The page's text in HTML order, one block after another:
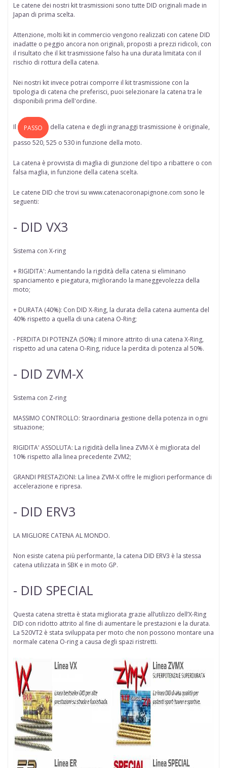
Le catene dei nostri kit trasmissioni sono tutte DID originali made in
Japan di prima scelta.
Attenzione, molti kit in commercio vengono realizzati con catene DID
inadatte o peggio ancora non originali, proposti a prezzi ridicoli, con
il risultato che il kit trasmissione falso ha una durata limitata con il
rischio di rottura della catena.
Nei nostri kit invece potrai comporre il kit trasmissione con la
tipologia di catena che preferisci, puoi selezionare la catena tra le
disponibili prima dell'ordine.
Il PASSO della catena e degli ingranaggi trasmissione è originale,
passo 520, 525 o 530 in funzione della moto.
La catena è provvista di maglia di giunzione del tipo a ribattere o con
falsa maglia, in funzione della catena scelta.
Le catene DID che trovi su www.catenacoronapignone.com sono le
seguenti:
- DID VX3
Sistema con X-ring
+ RIGIDITA': Aumentando la rigidità della catena si eliminano
spanciamento e piegatura, migliorando la maneggevolezza della
moto;
+ DURATA (40%): Con DID X-Ring, la durata della catena aumenta del
40% rispetto a quella di una catena O-Ring;
- PERDITA DI POTENZA (50%): Il minore attrito di una catena X-Ring,
rispetto ad una catena O-Ring, riduce la perdita di potenza al 50%.
- DID ZVM-X
Sistema con Z-ring
MASSIMO CONTROLLO: Straordinaria gestione della potenza in ogni
situazione;
RIGIDITA' ASSOLUTA: La rigidità della linea ZVM-X è migliorata del
10% rispetto alla linea precedente ZVM2;
GRANDI PRESTAZIONI: La linea ZVM-X offre le migliori performance di
accelerazione e ripresa.
- DID ERV3
LA MIGLIORE CATENA AL MONDO.
Non esiste catena più performante, la catena DID ERV3 è la stessa
catena utilizzata in SBK e in moto GP.
- DID SPECIAL
Questa catena stretta è stata migliorata grazie all’utilizzo dell’X-Ring
DID con ridotto attrito al fine di aumentare le prestazioni e la durata.
La 520VT2 è stata sviluppata per moto che non possono montare una
normale catena O-ring a causa degli spazi ristretti.